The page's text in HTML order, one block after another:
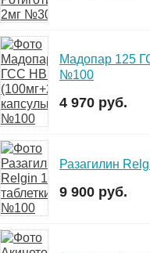
Мадопар 125
№100
4 970 руб.
Разагилин
9 900 руб.